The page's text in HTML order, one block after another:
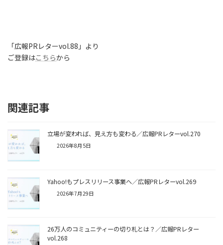
「広報PRレターvol.88」より
ご登録はこちらから
関連記事
立場が変われば、見え方も変わる／広報PRレターvol.270
2026年8月5日
Yahoo!もプレスリリース事業へ／広報PRレターvol.269
2026年7月29日
26万人のコミュニティーの切り札とは？／広報PRレター
vol.268